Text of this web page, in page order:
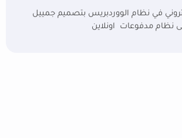
في نظام الووردبريس بتصميم جمييل
نظام مدفوعات اونلاين